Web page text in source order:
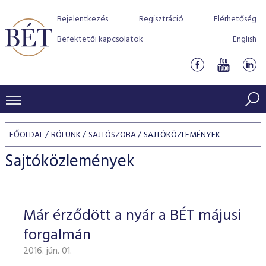
Bejelentkezés Regisztráció
Elérhetőség
Befektetői kapcsolatok
English
KERESKEDÉSI ADATOK
INDEXEK
Jelzáloglevél indexek
Vállalati kötvény indexek
Azonnali Piac
Részvények
Származékos piac
BEFEKTETŐK
Részvény szekció
Hitelpapír szekció
BÉT szabályzatok
Befektetővédelem
Alkalmazott díjstruktúra
Elszámolás
Részvény és vállalati kötvény tőzsdei bevezetését
program
BÉT Xtend - Részvénypiac egyszerűen
TŐZSDETAGOK
Tőzsdetagok, üzletkötők
VENDOROK
FŐOLDAL RÓLUNK SAJTÓSZOBA SAJTÓKÖZLEMÉNYEK
Sajtóközlemények
Már érződött a nyár a BÉT májusi
forgalmán
2016. jún. 01.